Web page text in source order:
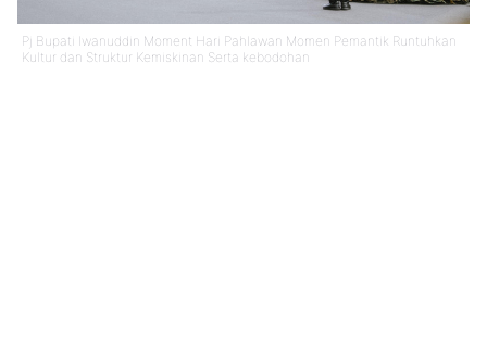
Pj Bupati Iwanuddin Moment Hari Pahlawan Momen Pemantik Runtuhkan
Kultur dan Struktur Kemiskinan Serta kebodohan